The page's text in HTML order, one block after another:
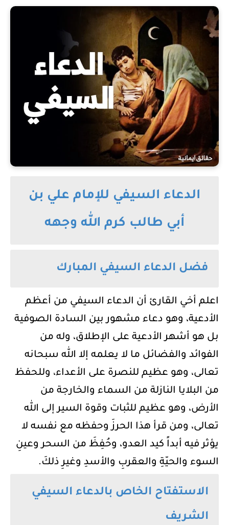
الدعاء السيفي للإمام علي بن
أبي طالب كرم الله وجهه
فضل الدعاء السيفي المبارك
اعلم أخي القارئ أن الدعاء السيفي من أعظم
الأدعية، وهو دعاء مشهور بين السادة الصوفية
بل هو أشهر الأدعية على الإطلاق، وله من
الفوائد والفضائل ما لا يعلمه إلا الله سبحانه
تعالى، وهو عظيم للنصرة على الأعداء، وللحفظ
من البلايا النازلة من السماء والخارجة من
الأرض، وهو عظيم للثبات وقوة السير إلى الله
تعالى، ومن قرأ هذا الحرزَ وحفظه مع نفسه لا
يؤثر فيه أبداً كيد العدو، وحُفِظَ من السحر وعينِ
السوء والحيّةِ والعقربِ والأسدِ وغيرِ ذلكَ.
الاستفتاح الخاص بالدعاء السيفي
الشريف